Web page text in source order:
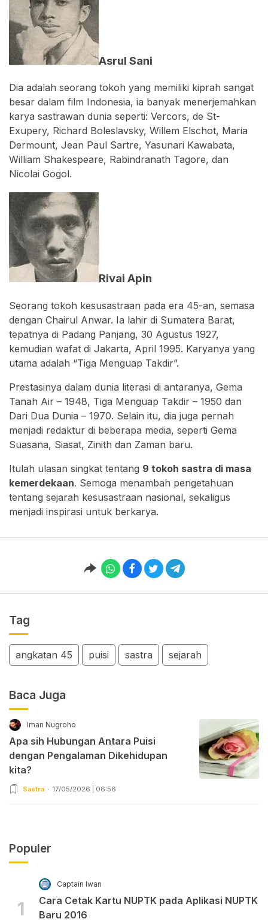
Asrul Sani
Dia adalah seorang tokoh yang memiliki kiprah sangat
besar dalam film Indonesia, ia banyak menerjemahkan
karya sastrawan dunia seperti: Vercors, de St-
Exupery, Richard Boleslavsky, Willem Elschot, Maria
Dermount, Jean Paul Sartre, Yasunari Kawabata,
William Shakespeare, Rabindranath Tagore, dan
Nicolai Gogol.
Rivai Apin
Seorang tokoh kesusastraan pada era 45-an, semasa
dengan Chairul Anwar. Ia lahir di Sumatera Barat,
tepatnya di Padang Panjang, 30 Agustus 1927,
kemudian wafat di Jakarta, April 1995. Karyanya yang
utama adalah “Tiga Menguap Takdir”.
Prestasinya dalam dunia literasi di antaranya, Gema
Tanah Air – 1948, Tiga Menguap Takdir – 1950 dan
Dari Dua Dunia – 1970. Selain itu, dia juga pernah
menjadi redaktur di beberapa media, seperti Gema
Suasana, Siasat, Zinith dan Zaman baru.
Itulah ulasan singkat tentang 9 tokoh sastra di masa
kemerdekaan. Semoga menambah pengetahuan
tentang sejarah kesusastraan nasional, sekaligus
menjadi inspirasi untuk berkarya.
Tag
angkatan 45 puisi sastra sejarah
Baca Juga
Iman Nugroho
Apa sih Hubungan Antara Puisi
dengan Pengalaman Dikehidupan
kita?
Sastra 17/05/2026 | 06:56
Populer
1
Captain Iwan
Cara Cetak Kartu NUPTK pada Aplikasi NUPTK
Baru 2016